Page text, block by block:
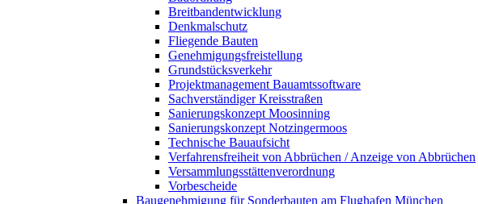
Breitbandentwicklung
Denkmalschutz
Fliegende Bauten
Genehmigungsfreistellung
Grundstücksverkehr
Projektmanagement Bauamtssoftware
Sachverständiger Kreisstraßen
Sanierungskonzept Moosinning
Sanierungskonzept Notzingermoos
Technische Bauaufsicht
Verfahrensfreiheit von Abbrüchen / Anzeige von Abbrüchen
Versammlungsstättenverordnung
Vorbescheide
Baugenehmigung für Sonderbauten am Flughafen München